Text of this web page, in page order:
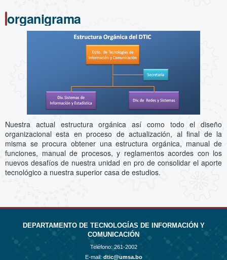
organigrama
Nuestra actual estructura orgánica así como todo el diseño
organizacional esta en proceso de actualización, al final de la
misma se procura obtener una estructura orgánica, manual de
funciones, manual de procesos, y reglamentos acordes con los
nuevos desafíos de nuestra unidad en pro de consolidar el aporte
tecnológico a nuestra superior casa de estudios.
DEPARTAMENTO DE TECNOLOGÍAS DE INFORMACIÓN Y
COMUNICACIÓN
Teléfono: 261-2002
E-mail: dtic@umsa.bo